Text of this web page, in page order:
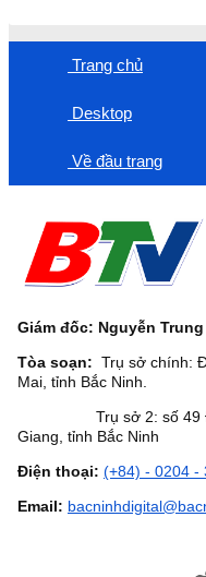
Trang chủ
Desktop
Về đầu trang
Giám đốc: Nguyễn Trung
Tòa soạn: Trụ sở chính:
Mai, tỉnh Bắc Ninh.
Trụ sở 2: số 49
Giang, tỉnh Bắc Ninh
Điện thoại: (+84) - 0204 -
Email: